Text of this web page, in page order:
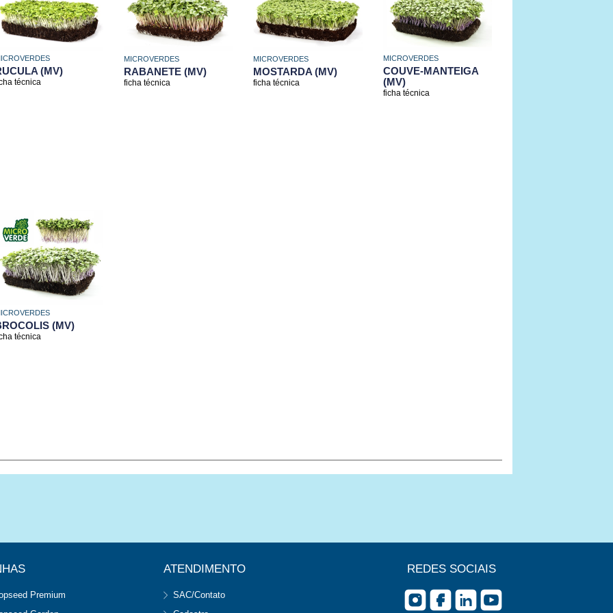
(MV)
técnica
MICROVERDES
RABANETE (MV)
ficha técnica
MICROVERDES
MOSTARDA (MV)
ficha técnica
MICROVERDES
COUVE-MANTEIGA
(MV)
ficha técnica
(MV)
técnica
Premium
ATENDIMENTO
SAC/Contato
REDES SOCIAIS